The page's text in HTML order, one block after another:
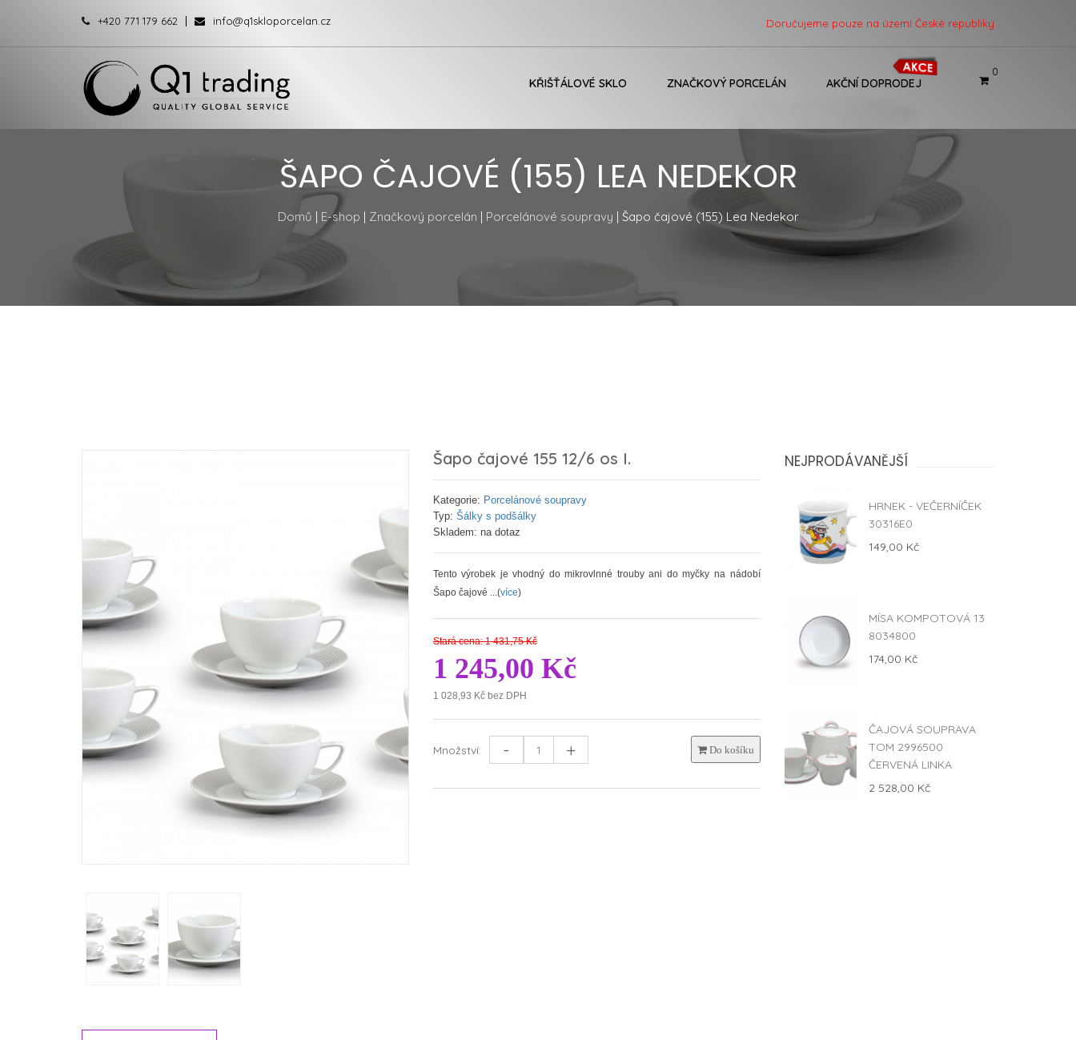
+420 771 179 662 info@q1skloporcelan.cz Doručujeme pouze na území České republiky
KŘIŠŤÁLOVÉ SKLO ZNAČKOVÝ PORCELÁN AKČNÍ DOPRODEJ
0
ŠAPO ČAJOVÉ (155) LEA NEDEKOR
Domů | E-shop | Značkový porcelán | Porcelánové soupravy | Šapo čajové (155) Lea Nedekor
Šapo čajové 155 12/6 os I.
Kategorie: Porcelánové soupravy
Typ: Šálky s podšálky
Skladem: na dotaz
Tento výrobek je vhodný do mikrovlnné trouby ani do myčky na nádobí
Šapo čajové ...(více)
Stará cena: 1 431,75 Kč
1 245,00 Kč
1 028,93 Kč bez DPH
Množství: - + Do košíku
NEJPRODÁVANĚJŠÍ
HRNEK - VEČERNÍČEK
30316E0
149,00 Kč
MÍSA KOMPOTOVÁ 13
8034800
174,00 Kč
ČAJOVÁ SOUPRAVA
TOM 2996500
ČERVENÁ LINKA
2 528,00 Kč